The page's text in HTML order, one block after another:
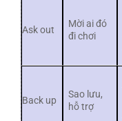
Ask out
Mời ai đó
đi chơi
Back up
Sao lưu,
hỗ trợ